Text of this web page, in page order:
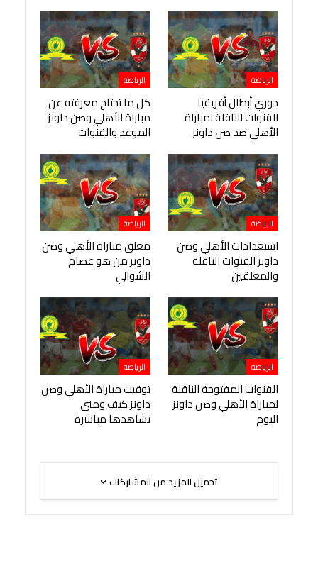
الرياضة
دوري أبطال أفريقيا
القنوات الناقلة لمباراة
الأهلي ضد صن داونز
الرياضة
كل ما تحتاج معرفته عن
مباراة الأهلي وصن داونز
الموعد والقنوات
الرياضة
استعدادات الأهلي وصن
داونز القنوات الناقلة
والمعلقين
الرياضة
معلق مباراة الأهلي وصن
داونز من هو عصام
الشوالي
الرياضة
القنوات المفتوحة الناقلة
لمباراة الأهلي وصن داونز
اليوم
الرياضة
توقيت مباراة الأهلي وصن
داونز كيف ومتى
تشاهدها مباشرة
تحميل المزيد من المشاركات